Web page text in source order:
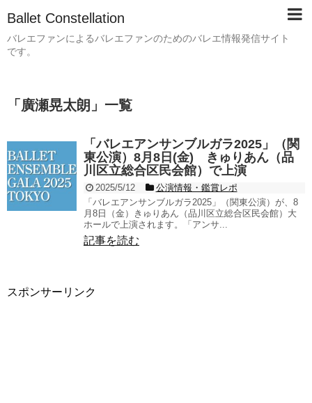
Ballet Constellation
バレエファンによるバレエファンのためのバレエ情報発信サイト
です。
「 廣瀬晃太朗 」 一覧
「バレエアンサンブルガラ2025」（関
東公演）8月8日(金) きゅりあん（品
川区立総合区民会館）で上演
2025/5/12
公演情報・鑑賞レポ
「バレエアンサンブルガラ2025」（関東公演）が、8
月8日（金）きゅりあん（品川区立総合区民会館）大
ホールで上演されます。「アンサ...
記事を読む
スポンサーリンク